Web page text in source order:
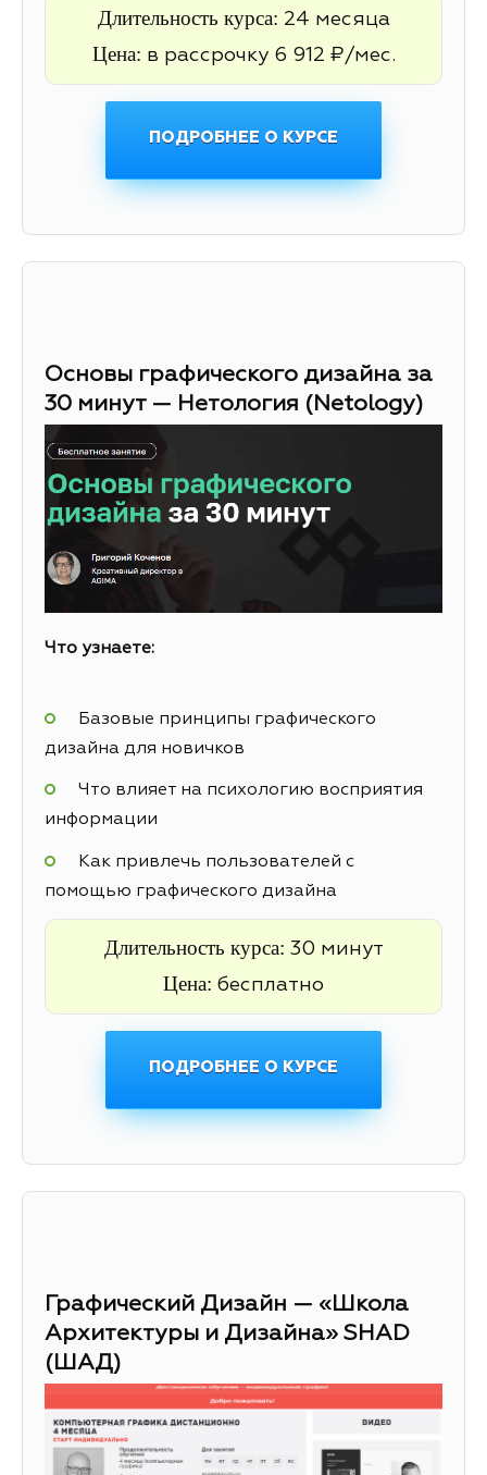
Длительность курса: 24 месяца
Цена: в рассрочку 6 912 ₽/мес.
ПОДРОБНЕЕ О КУРСЕ
Основы графического дизайна за
30 минут — Нетология (Netology)
Что узнаете:
Базовые принципы графического
дизайна для новичков
Что влияет на психологию восприятия
информации
Как привлечь пользователей с
помощью графического дизайна
Длительность курса: 30 минут
Цена: бесплатно
ПОДРОБНЕЕ О КУРСЕ
Графический Дизайн — «Школа
Архитектуры и Дизайна» SHAD
(ШАД)